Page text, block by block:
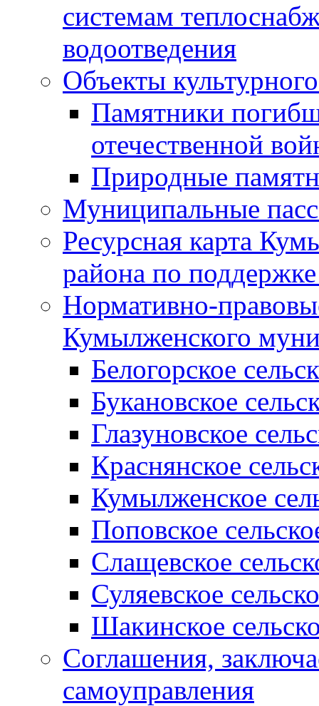
системам
водоотведения
Объекты
Памятники
отечественной
Природные
Муниципальные
Ресурсная карта
района по
Нормативно-
Кумылженского
Белогорское
Букановское
Глазуновское
Краснянское
Кумылженское
Поповское
Слащевское
Суляевское
Шакинское
Соглашения,
самоуправления